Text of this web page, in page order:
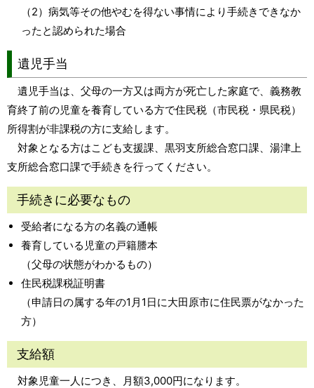
（2）病気等その他やむを得ない事情により手続きできなか
ったと認められた場合
遺児手当
遺児手当は、父母の一方又は両方が死亡した家庭で、義務教
育終了前の児童を養育している方で住民税（市民税・県民税）
所得割が非課税の方に支給します。
対象となる方はこども支援課、黒羽支所総合窓口課、湯津上
支所総合窓口課で手続きを行ってください。
手続きに必要なもの
受給者になる方の名義の通帳
養育している児童の戸籍謄本
（父母の状態がわかるもの）
住民税課税証明書
（申請日の属する年の1月1日に大田原市に住民票がなかった
方）
支給額
対象児童一人につき、月額3,000円になります。